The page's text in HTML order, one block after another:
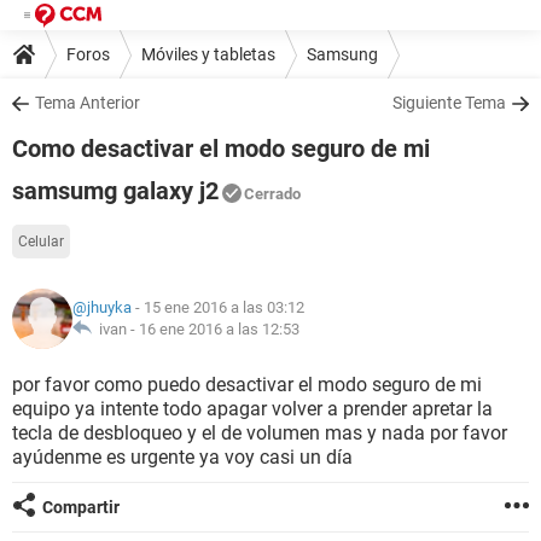
Foros Móviles y tabletas Samsung
Tema Anterior Siguiente Tema
Como desactivar el modo seguro de mi
samsumg galaxy j2
Cerrado
Celular
@jhuyka - 15 ene 2016 a las 03:12
ivan - 16 ene 2016 a las 12:53
por favor como puedo desactivar el modo seguro de mi
equipo ya intente todo apagar volver a prender apretar la
tecla de desbloqueo y el de volumen mas y nada por favor
ayúdenme es urgente ya voy casi un día
Compartir